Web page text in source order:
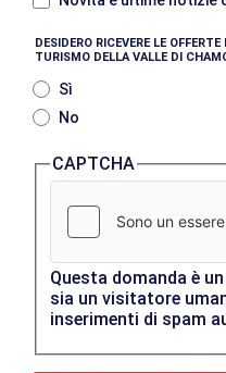
DESIDERO RICEVERE LE
TURISMO DELLA VALLE DI
Sì
No
CAPTCHA
Questa domanda è
sia un visitatore
inserimenti di